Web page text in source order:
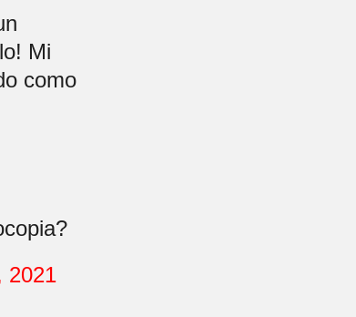
Mi
como
2021